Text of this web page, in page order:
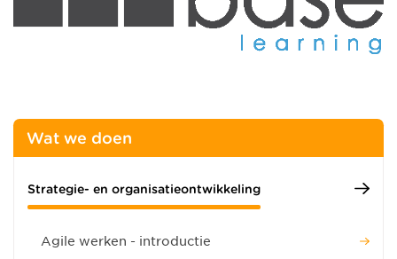
Wat we doen
Strategie- en organisatieontwikkeling
Agile werken - introductie